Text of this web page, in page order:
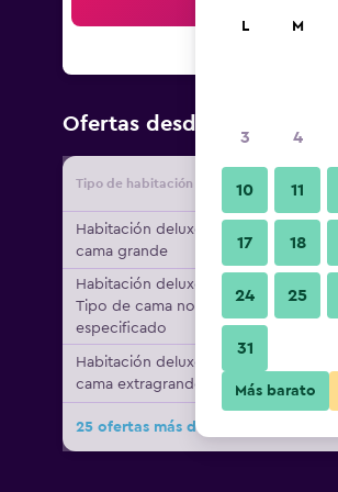
Ofertas desde
Tipo de habitación
Habitación deluxe, 1
cama grande
Habitación deluxe,
Tipo de cama no
especificado
Habitación deluxe, 1
cama extragrande
25 ofertas más de Rome Marriott
L M
3 4
10 11
17 18
24 25
31
Más barato